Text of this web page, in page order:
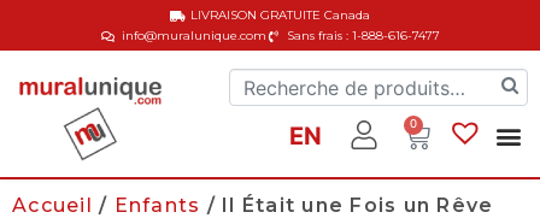
info@muralunique.com Sans frais : 1-888-616-7477
LIVRAISON GRATUITECanada
EN 0
Accueil / Enfants / Il Était une Fois un Rêve